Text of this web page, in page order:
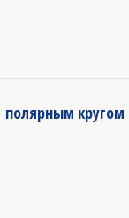
кругом